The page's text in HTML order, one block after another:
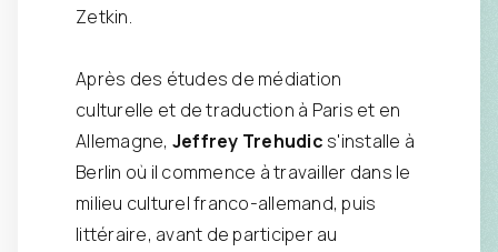
Zetkin.
Après des études de médiation
culturelle et de traduction à Paris et en
Allemagne, Jeffrey Trehudic s'installe à
Berlin où il commence à travailler dans le
milieu culturel franco-allemand, puis
littéraire, avant de participer au